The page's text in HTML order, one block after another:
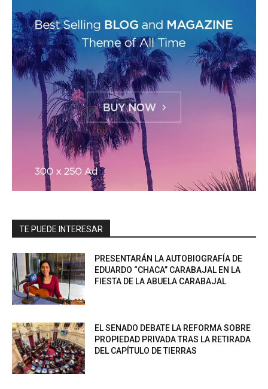
TE PUEDE INTERESAR
PRESENTARÁN LA AUTOBIOGRAFÍA DE
EDUARDO “CHACA” CARABAJAL EN LA
FIESTA DE LA ABUELA CARABAJAL
EL SENADO DEBATE LA REFORMA SOBRE
PROPIEDAD PRIVADA TRAS LA RETIRADA
DEL CAPÍTULO DE TIERRAS